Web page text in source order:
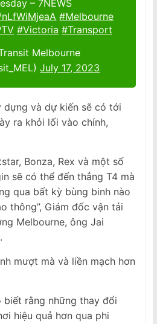
– 7NEWS
#Melbourne
#Victoria #Transport
Melbourne
July 17, 2023
dựng và dự kiến sẽ có tới
ra khỏi lối vào chính,
Bonza, Rex và một số
sẽ có thể đến thẳng T4 mà
qua bất kỳ bùng binh nào
thông”, Giám đốc vận tải
Melbourne, ông Jai
mượt mà và liền mạch hơn
biết rằng những thay đổi
hiệu quả hơn qua phi